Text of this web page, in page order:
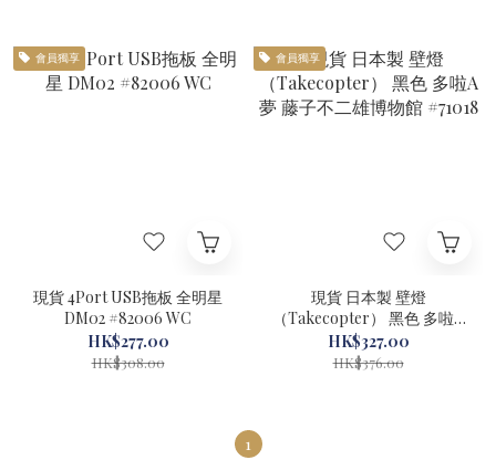
會員獨享
現貨 4Port USB拖板 全明星
DM02 #82006 WC
HK$277.00
HK$308.00
會員獨享
現貨 日本製 壁燈
（Takecopter） 黑色 多啦A
夢 藤子不二雄博物館 #71018
HK$327.00
HK$376.00
1